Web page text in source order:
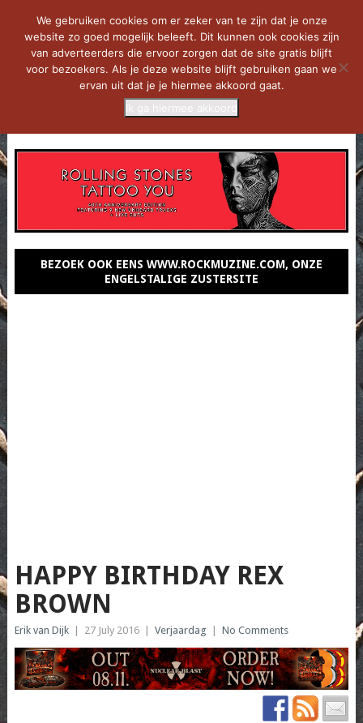
BEZOEK OOK EENS WWW.ROCKMUZINE.COM, ONZE
ENGELSTALIGE ZUSTERSITE
HAPPY BIRTHDAY REX
BROWN
Erik van Dijk 27 July 2016 Verjaardag No Comments
We gebruiken cookies om er zeker van te zijn dat je onze
website zo goed mogelijk beleeft. Dit kunnen ook cookies zijn
van adverteerders die ervoor zorgen dat de site gratis blijft
voor bezoekers. Als je deze website blijft gebruiken gaan we
ervan uit dat je je hiermee akkoord gaat.
Ik ga hiermee akkoord